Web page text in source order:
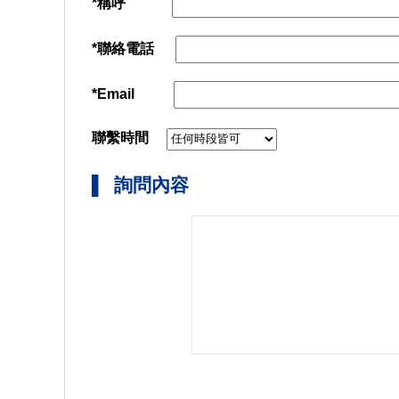
*稱呼
*聯絡電話
*Email
聯繫時間
▌ 詢問內容